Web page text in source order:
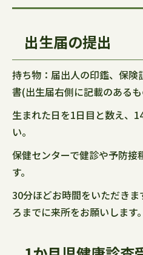
出生届の提出
持ち物：届出人の印鑑、保
書(出生届右側に記載のある
生まれた日を1日目と数え、
い。
保健センターで健診や予防接
す。
30分ほどお時間をいただき
ろまでに来所をお願いします。